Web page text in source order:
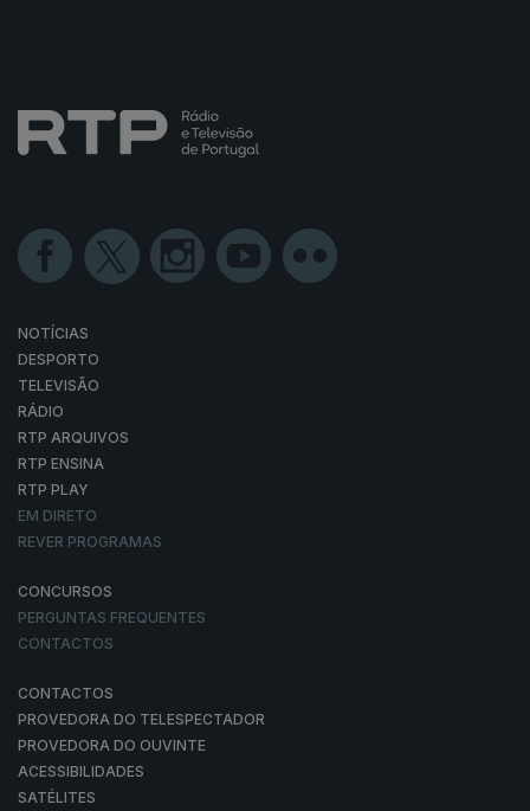
NOTÍCIAS
DESPORTO
TELEVISÃO
RÁDIO
RTP ARQUIVOS
RTP ENSINA
RTP PLAY
EM DIRETO
REVER PROGRAMAS
CONCURSOS
PERGUNTAS FREQUENTES
CONTACTOS
CONTACTOS
PROVEDORA DO TELESPECTADOR
PROVEDORA DO OUVINTE
ACESSIBILIDADES
SATÉLITES